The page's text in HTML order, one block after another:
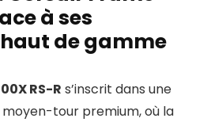
à ses
de gamme
RS-R s’inscrit dans une
tour premium, où la